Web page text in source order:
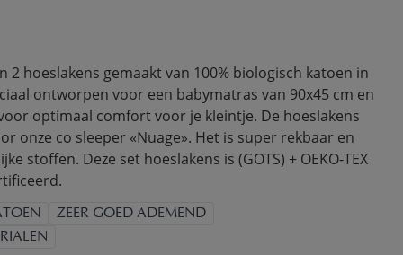
2 hoeslakens gemaakt van 100% biologisch katoen in
ontworpen voor een babymatras van 90x45 cm en
optimaal comfort voor je kleintje. De hoeslakens
onze co sleeper «Nuage». Het is super rekbaar en
stoffen. Deze set hoeslakens is (GOTS) + OEKO-TEX
ZEER GOED ADEMEND